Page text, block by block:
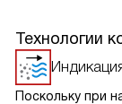
Технологии
Поскольку при